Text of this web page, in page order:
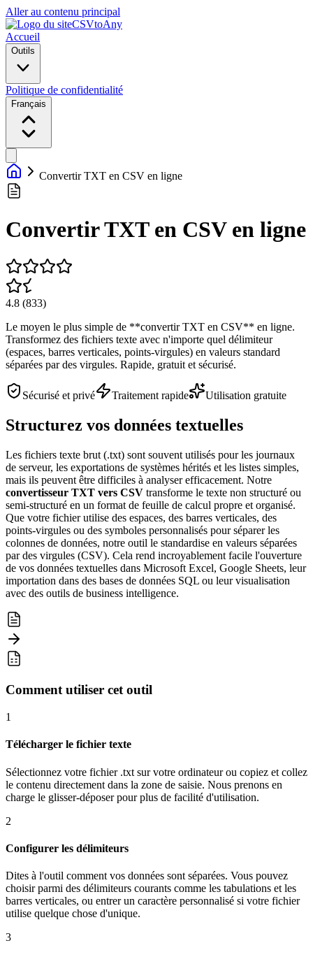
Aller au contenu principal
CSVtoAny
Accueil
Outils
Politique de confidentialité
Français
Convertir TXT en CSV en ligne
Convertir TXT en CSV en ligne
4.8 (833)
Le moyen le plus simple de **convertir TXT en CSV** en ligne.
Transformez des fichiers texte avec n'importe quel délimiteur
(espaces, barres verticales, points-virgules) en valeurs standard
séparées par des virgules. Rapide, gratuit et sécurisé.
Sécurisé et privé Traitement rapide Utilisation gratuite
Structurez vos données textuelles
Les fichiers texte brut (.txt) sont souvent utilisés pour les journaux
de serveur, les exportations de systèmes hérités et les listes simples,
mais ils peuvent être difficiles à analyser efficacement. Notre
convertisseur TXT vers CSV transforme le texte non structuré ou
semi-structuré en un format de feuille de calcul propre et organisé.
Que votre fichier utilise des espaces, des barres verticales, des
points-virgules ou des symboles personnalisés pour séparer les
colonnes de données, notre outil le standardise en valeurs séparées
par des virgules (CSV). Cela rend incroyablement facile l'ouverture
de vos données textuelles dans Microsoft Excel, Google Sheets, leur
importation dans des bases de données SQL ou leur visualisation
avec des outils de business intelligence.
Comment utiliser cet outil
1
Télécharger le fichier texte
Sélectionnez votre fichier .txt sur votre ordinateur ou copiez et collez
le contenu directement dans la zone de saisie. Nous prenons en
charge le glisser-déposer pour plus de facilité d'utilisation.
2
Configurer les délimiteurs
Dites à l'outil comment vos données sont séparées. Vous pouvez
choisir parmi des délimiteurs courants comme les tabulations et les
barres verticales, ou entrer un caractère personnalisé si votre fichier
utilise quelque chose d'unique.
3